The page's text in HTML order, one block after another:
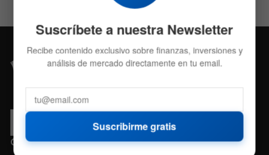
Suscríbete a nuestra Newsletter
Recibe contenido exclusivo sobre finanzas, inversiones y
análisis de mercado directamente en tu email.
Suscribirme gratis